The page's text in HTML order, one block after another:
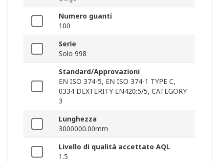
Numero guanti
100
Serie
Solo 998
Standard/Approvazioni
EN ISO 374-5, EN ISO 374-1 TYPE C,
0334 DEXTERITY EN420:5/5, CATEGORY
3
Lunghezza
3000000.00mm
Livello di qualità accettato AQL
1.5